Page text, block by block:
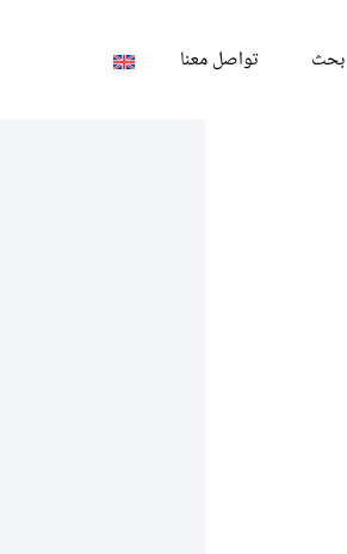
بحث تواصل معنا